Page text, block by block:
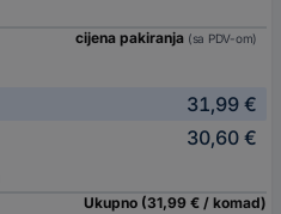
cijena pakiranja (sa PDV-om)
31,99 €
30,60 €
Ukupno (31,99 € / komad)